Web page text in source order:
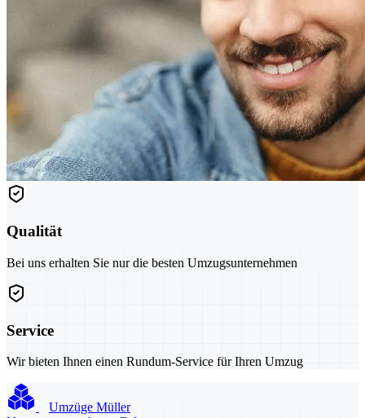
Qualität
Bei uns erhalten Sie nur die besten Umzugsunternehmen
Service
Wir bieten Ihnen einen Rundum-Service für Ihren Umzug
Umzüge Müller